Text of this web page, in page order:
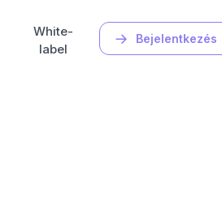
Bejelentkezés
White-
label